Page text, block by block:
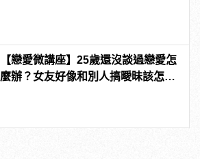
【戀愛微講座】25歲還沒談過戀愛怎
麼辦？女友好像和別人搞曖昧該怎麼